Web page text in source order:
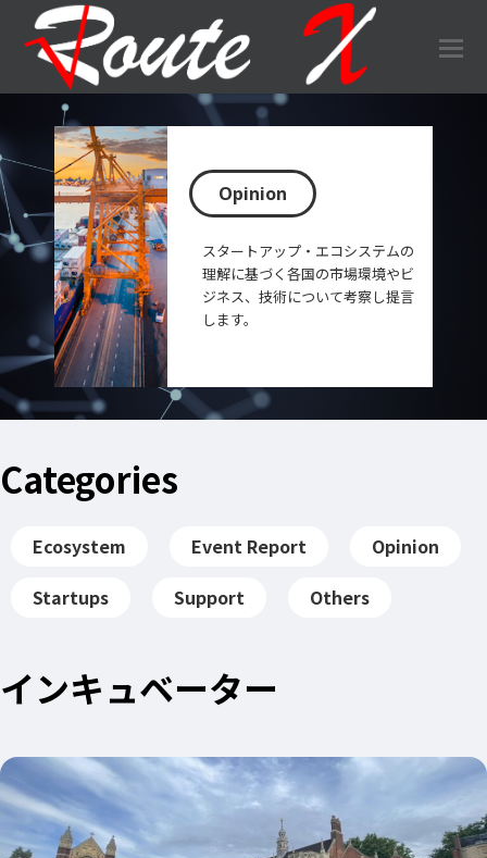
Opinion
スタートアップ・エコシステムの
理解に基づく各国の市場環境やビ
ジネス、技術について考察し提言
します。
Categories
Ecosystem Event Report
Opinion
Startups
Support Others
インキュベーター